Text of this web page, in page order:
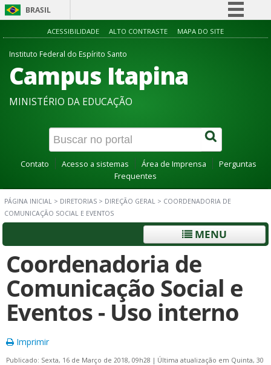
BRASIL
Simplifique!
Acesso à informação
Canais
ACESSIBILIDADE ALTO CONTRASTE MAPA DO SITE
Instituto Federal do Espírito Santo
Campus Itapina
MINISTÉRIO DA EDUCAÇÃO
Contato Acesso a sistemas Área de Imprensa
Perguntas
Frequentes
PÁGINA INICIAL > DIRETORIAS > DIREÇÃO GERAL > COORDENADORIA DE
COMUNICAÇÃO SOCIAL E EVENTOS
MENU
Coordenadoria de
Comunicação Social e
Eventos - Uso interno
Imprimir
Publicado: Sexta, 16 de Março de 2018, 09h28 | Última atualização em Quinta, 30